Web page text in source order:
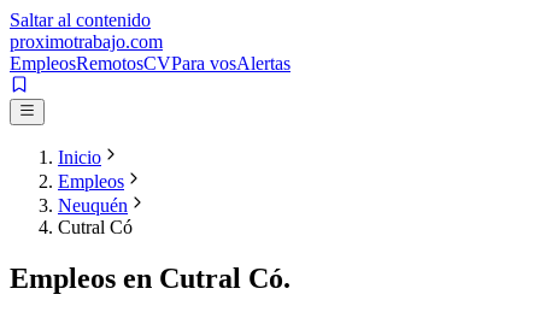
Saltar al contenido
proximotrabajo.com
EmpleosRemotosCVPara vosAlertas
Inicio
Empleos
Neuquén
Cutral Có
Empleos en Cutral Có.